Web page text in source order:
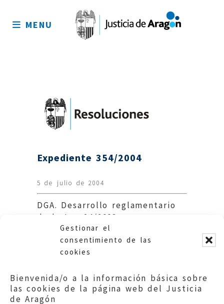
Gestionar el
consentimiento de las
cookies
Bienvenida/o a la información básica sobre
las cookies de la página web del Justicia
de Aragón
sitio
MENU
Expediente 354/2004
5 de julio de 2004
DGA. Desarrollo reglamentario
de la Ley 24/2003.
Descalificación de V.P.O.